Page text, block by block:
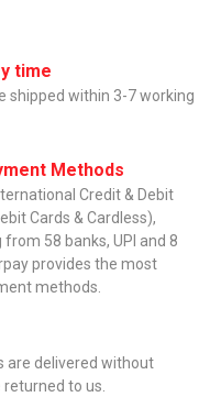
time
shipped within 3-7 working
Methods
Credit & Debit
Cards & Cardless),
from 58 banks, UPI and 8
provides the most
methods.
are delivered without
to us.